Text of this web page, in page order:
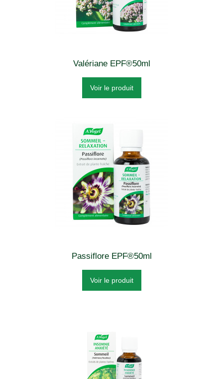
Valériane EPF®50ml
Voir le produit
Passiflore EPF®50ml
Voir le produit